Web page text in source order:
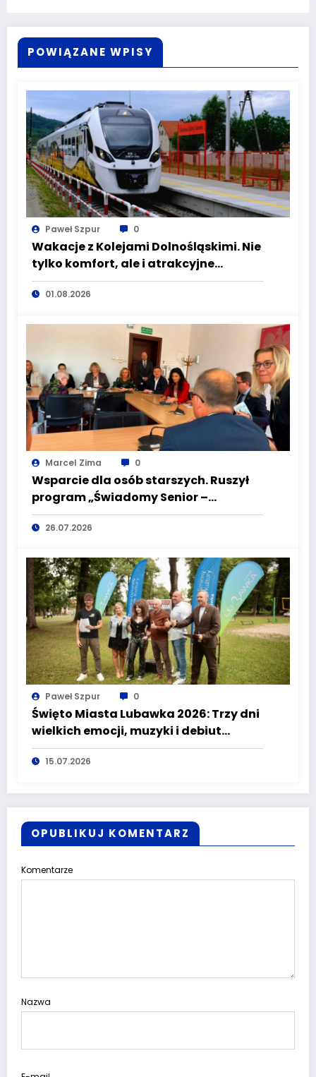
POWIĄZANE WPISY
Paweł Szpur 0
Wakacje z Kolejami Dolnośląskimi. Nie
tylko komfort, ale i atrakcyjne
kierunki
01.08.2026
Marcel Zima 0
Wsparcie dla osób starszych. Ruszył
program „Świadomy Senior –
Bezpieczny Senior”
26.07.2026
Paweł Szpur 0
Święto Miasta Lubawka 2026: Trzy dni
wielkich emocji, muzyki i debiut
Pucharu Polski Strongman
15.07.2026
OPUBLIKUJ KOMENTARZ
Komentarze
Nazwa